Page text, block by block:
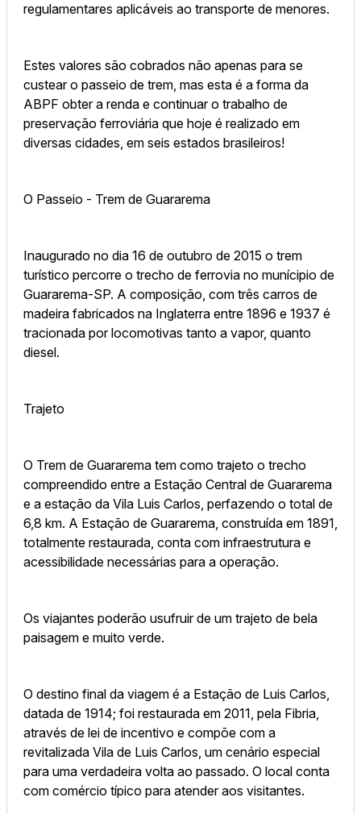
regulamentares aplicáveis ao transporte de menores.
Estes valores são cobrados não apenas para se
custear o passeio de trem, mas esta é a forma da
ABPF obter a renda e continuar o trabalho de
preservação ferroviária que hoje é realizado em
diversas cidades, em seis estados brasileiros!
O Passeio - Trem de Guararema
Inaugurado no dia 16 de outubro de 2015 o trem
turístico percorre o trecho de ferrovia no munícipio de
Guararema-SP. A composição, com três carros de
madeira fabricados na Inglaterra entre 1896 e 1937 é
tracionada por locomotivas tanto a vapor, quanto
diesel.
Trajeto
O Trem de Guararema tem como trajeto o trecho
compreendido entre a Estação Central de Guararema
e a estação da Vila Luis Carlos, perfazendo o total de
6,8 km. A Estação de Guararema, construída em 1891,
totalmente restaurada, conta com infraestrutura e
acessibilidade necessárias para a operação.
Os viajantes poderão usufruir de um trajeto de bela
paisagem e muito verde.
O destino final da viagem é a Estação de Luis Carlos,
datada de 1914; foi restaurada em 2011, pela Fibria,
através de lei de incentivo e compõe com a
revitalizada Vila de Luis Carlos, um cenário especial
para uma verdadeira volta ao passado. O local conta
com comércio típico para atender aos visitantes.